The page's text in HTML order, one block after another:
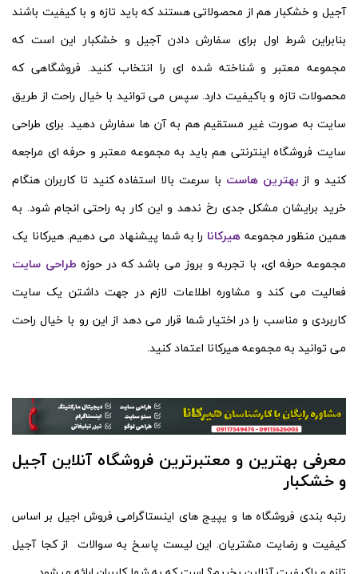
آجیل و خشکبار هم از محصولاتی هستند که باید تازه و با کیفیت باشند
بنابراین شرط اول برای سفارش دادن آجیل و خشکبار این است که
مجموعه معتبر و شناخته شده ای را انتخاب کنید. فروشگاهی که
محصولات تازه و باکیفیت دارد. سپس می توانید با خیال راحت از طریق
سایت به صورت غیر مستقیم هم به آن ها سفارش دهید. برای طراحی
سایت فروشگاه اینترنتی هم باید به مجموعه معتبر و حرفه ای مراجعه
کنید و از بهترین هاست با سرعت بالا استفاده کنید تا کاربران هنگام
خرید برایشان مشکل جدی رخ ندهد و این کار به راحتی انجام شود. به
همین منظور مجموعه هیرکانا را به شما پیشنهاد می دهیم. هیرکانا یک
مجموعه حرفه ای، با تجربه و بروز می باشد که در حوزه طراحی سایت
فعالیت می کند و مشاوره اطلاعات لازم در جهت داشتن یک سایت
کاربردی و مناسب را در اختیار شما قرار می دهد از این رو با خیال راحت
می توانید به مجموعه هیرکانا اعتماد کنید.
معرفی بهترین و معتبرترین فروشگاه آنلاین آجیل
و خشکبار
رتبه بندی فروشگاه ها و یپیج های اینستاگرامی فروش اجیل بر اساس
کیفیت و رضایت مشتریان. این لیست پاسخ به سوالات از کجا آجیل